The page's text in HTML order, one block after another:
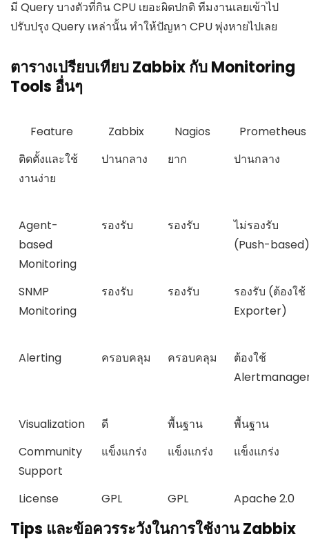
มี Query บางตัวที่กิน CPU เยอะผิดปกติ ทีมงานเลยเข้าไป
ปรับปรุง Query เหล่านั้น ทำให้ปัญหา CPU พุ่งหายไปเลย
ตารางเปรียบเทียบ Zabbix กับ Monitoring
Tools อื่นๆ
Feature Zabbix Nagios
Prometheus
ติดตั้งและใช้
งานง่าย
ปานกลาง ยาก ปานกลาง
Agent-
based
Monitoring
รองรับ รองรับ
ไม่รองรับ
(Push-based)
SNMP
Monitoring
รองรับ รองรับ
รองรับ (ต้องใช้
Exporter)
Alerting ครอบคลุม ครอบคลุม
ต้องใช้
Visualization ดี พื้นฐาน
พื้นฐาน
Community
Support
แข็งแกร่ง แข็งแกร่ง แข็งแกร่ง
License GPL GPL Apache 2.0
Tips และข้อควรระวังในการใช้งาน Zabbix